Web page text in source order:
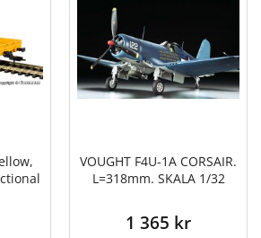
VOUGHT F4U-1A CORSAIR.
L=318mm. SKALA 1/32
1 365 kr